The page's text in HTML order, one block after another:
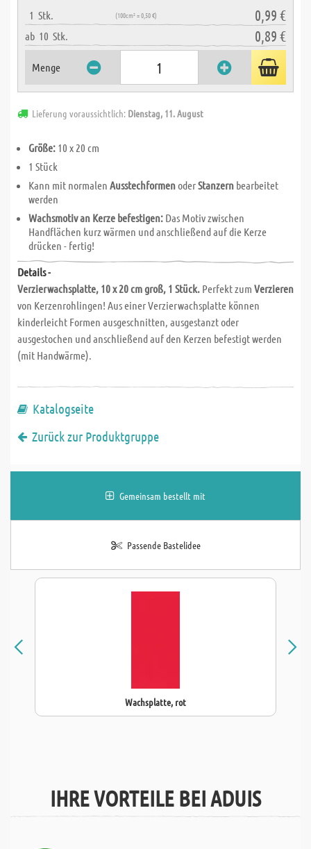
1 Stk. (100cm² = 0,50 €) 0,99 €
ab 10 Stk. 0,89 €
Menge
Lieferung voraussichtlich: Dienstag, 11. August
Größe: 10 x 20 cm
1 Stück
Kann mit normalen AusstechformenoderStanzern bearbeitet
werden
Wachsmotiv an Kerze befestigen: Das Motiv zwischen
Handflächen kurz wärmen und anschließend auf die Kerze
drücken - fertig!
Details -
Verzierwachsplatte, 10 x 20 cm groß, 1 Stück. Perfekt zum Verzieren
von Kerzenrohlingen! Aus einer Verzierwachsplatte können
kinderleicht Formen ausgeschnitten, ausgestanzt oder
ausgestochen und anschließend auf den Kerzen befestigt werden
(mit Handwärme).
Katalogseite
Zurück zur Produktgruppe
Gemeinsam bestellt mit
Passende Bastelidee
Wachsplatte, rot
IHRE VORTEILE BEI ADUIS